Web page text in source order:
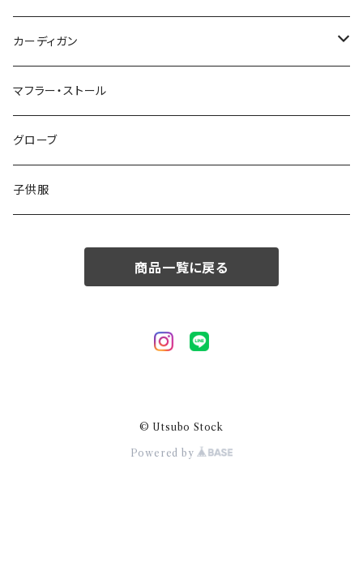
50/XL～
48/L
50/XL～
46/M
48/L
50/XL～
～44/S
46/M
48/L
50/XL～
カーディガン
～44/S
46/M
48/L
マフラー・ストール
グローブ
子供服
商品一覧に戻る
© Utsubo Stock
Powered by